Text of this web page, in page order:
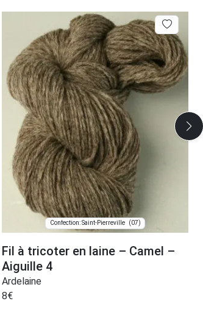
Confection: Saint-Pierreville (07)
Fil à tricoter en laine – Camel –
Aiguille 4
Ardelaine
8€